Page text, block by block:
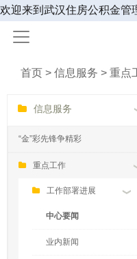
欢迎来到武汉住房公积金
首页 > 信息服务 > 重点
信息服务
“金”彩先锋争精彩
重点工作
工作部署进展
中心要闻
业内新闻